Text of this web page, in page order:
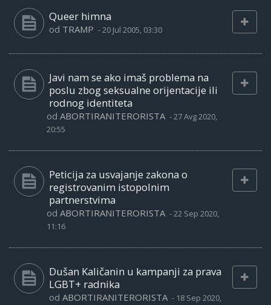
Queer himna
od TRAMP -20 Jul 2005, 03:30
Javi nam se ako imaš problema na
poslu zbog seksualne orijentacije ili
rodnog identiteta
od ABORTIRANITERORISTA -27 Avg 2020,
20:55
Peticija za usvajanje zakona o
registrovanim istopolnim
partnerstvima
od ABORTIRANITERORISTA -22 Sep 2020,
11:16
Dušan Kaličanin u kampanji za prava
LGBT+ radnika
od ABORTIRANITERORISTA - 18 Sep 2020,